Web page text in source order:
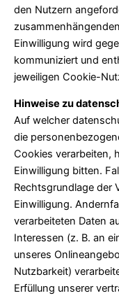
den Nutzern
Einwilligung wird
kommuniziert und
jeweiligen Cookie-
Hinweise zu
Auf welcher
die
Cookies verarbeiten,
Einwilligung bitten.
Rechtsgrundlage der
Einwilligung.
verarbeiteten Daten
Interessen (z. B. an
unseres
Nutzbarkeit)
Erfüllung unserer